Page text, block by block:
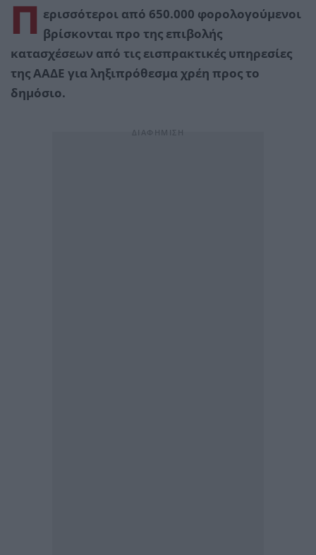
Π
ερισσότεροι από 650.000 φορολογούμενοι
βρίσκονται προ της επιβολής
κατασχέσεων από τις εισπρακτικές υπηρεσίες
της ΑΑΔΕ για ληξιπρόθεσμα χρέη προς το
δημόσιο.